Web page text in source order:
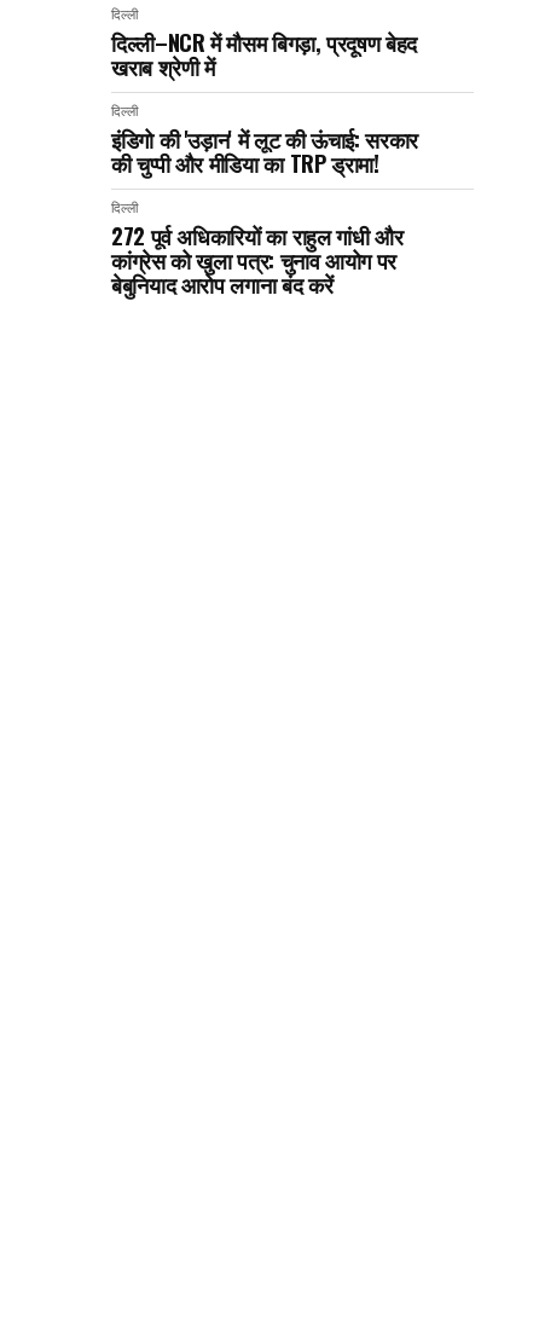
दिल्ली
दिल्ली–NCR में मौसम बिगड़ा, प्रदूषण बेहद
खराब श्रेणी में
दिल्ली
इंडिगो की 'उड़ान' में लूट की ऊंचाई: सरकार
की चुप्पी और मीडिया का TRP ड्रामा!
दिल्ली
272 पूर्व अधिकारियों का राहुल गांधी और
कांग्रेस को खुला पत्र: चुनाव आयोग पर
बेबुनियाद आरोप लगाना बंद करें